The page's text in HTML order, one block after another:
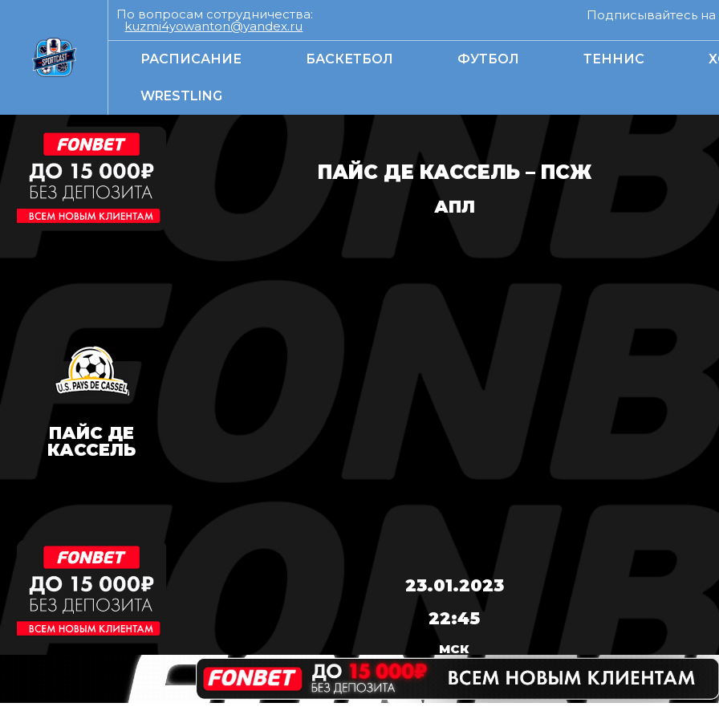
По вопросам сотрудничества:
kuzmi4yowanton@yandex.ru
Подписывайтесь на
РАСПИСАНИЕ БАСКЕТБОЛ ФУТБОЛ ТЕННИС
WRESTLING
ПАЙС ДЕ
КАССЕЛЬ
ПАЙС ДЕ КАССЕЛЬ – ПСЖ
АПЛ
23.01.2023
22:45
МСК